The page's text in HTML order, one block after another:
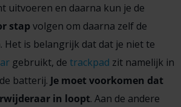
uitvoeren en daarna kun je de
stap volgen om daarna zelf de
Het is belangrijk dat dat je niet te
gebruikt, de trackpad zit namelijk in
batterij. Je moet voorkomen dat
in loopt. Aan de andere